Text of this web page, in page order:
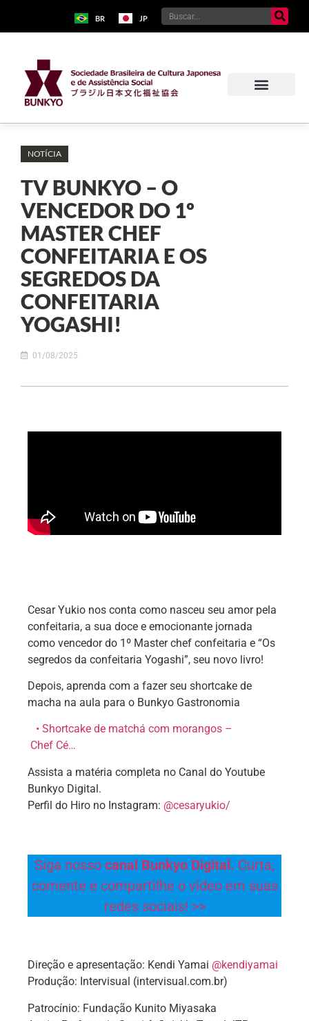
BR JP
NOTÍCIA
TV BUNKYO – O
VENCEDOR DO 1º
MASTER CHEF
CONFEITARIA E OS
SEGREDOS DA
CONFEITARIA
YOGASHI!
01/08/2025
Cesar Yukio nos conta como nasceu seu amor pela
confeitaria, a sua doce e emocionante jornada
como vencedor do 1º Master chef confeitaria e “Os
segredos da confeitaria Yogashi”, seu novo livro!
Depois, aprenda com a fazer seu shortcake de
macha na aula para o Bunkyo Gastronomia
• Shortcake de matchá com morangos –
Chef Cé…
Assista a matéria completa no Canal do Youtube
Bunkyo Digital.
Perfil do Hiro no Instagram: @cesaryukio/
Siga nosso canal Bunkyo Digital. Curta,
comente e compartilhe o vídeo em suas
redes sociais! >>
Direção e apresentação: Kendi Yamai @kendiyamai
Produção: Intervisual (intervisual.com.br)
Patrocínio: Fundação Kunito Miyasaka